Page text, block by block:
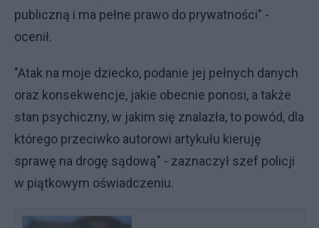
publiczną i ma pełne prawo do prywatności" -
ocenił.
"Atak na moje dziecko, podanie jej pełnych danych
oraz konsekwencje, jakie obecnie ponosi, a także
stan psychiczny, w jakim się znalazła, to powód, dla
którego przeciwko autorowi artykułu kieruję
sprawę na drogę sądową" - zaznaczył szef policji
w piątkowym oświadczeniu.